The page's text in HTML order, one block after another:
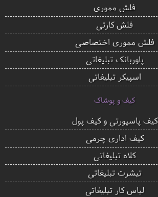
فلش مموری
فلش کارتی
فلش مموری اختصاصی
پاوربانک تبلیغاتی
اسپیکر تبلیغاتی
کیف و پوشاک
کیف پاسپورتی و کیف پول
کیف اداری چرمی
کلاه تبلیغاتی
تیشرت تبلیغاتی
لباس کار تبلیغاتی